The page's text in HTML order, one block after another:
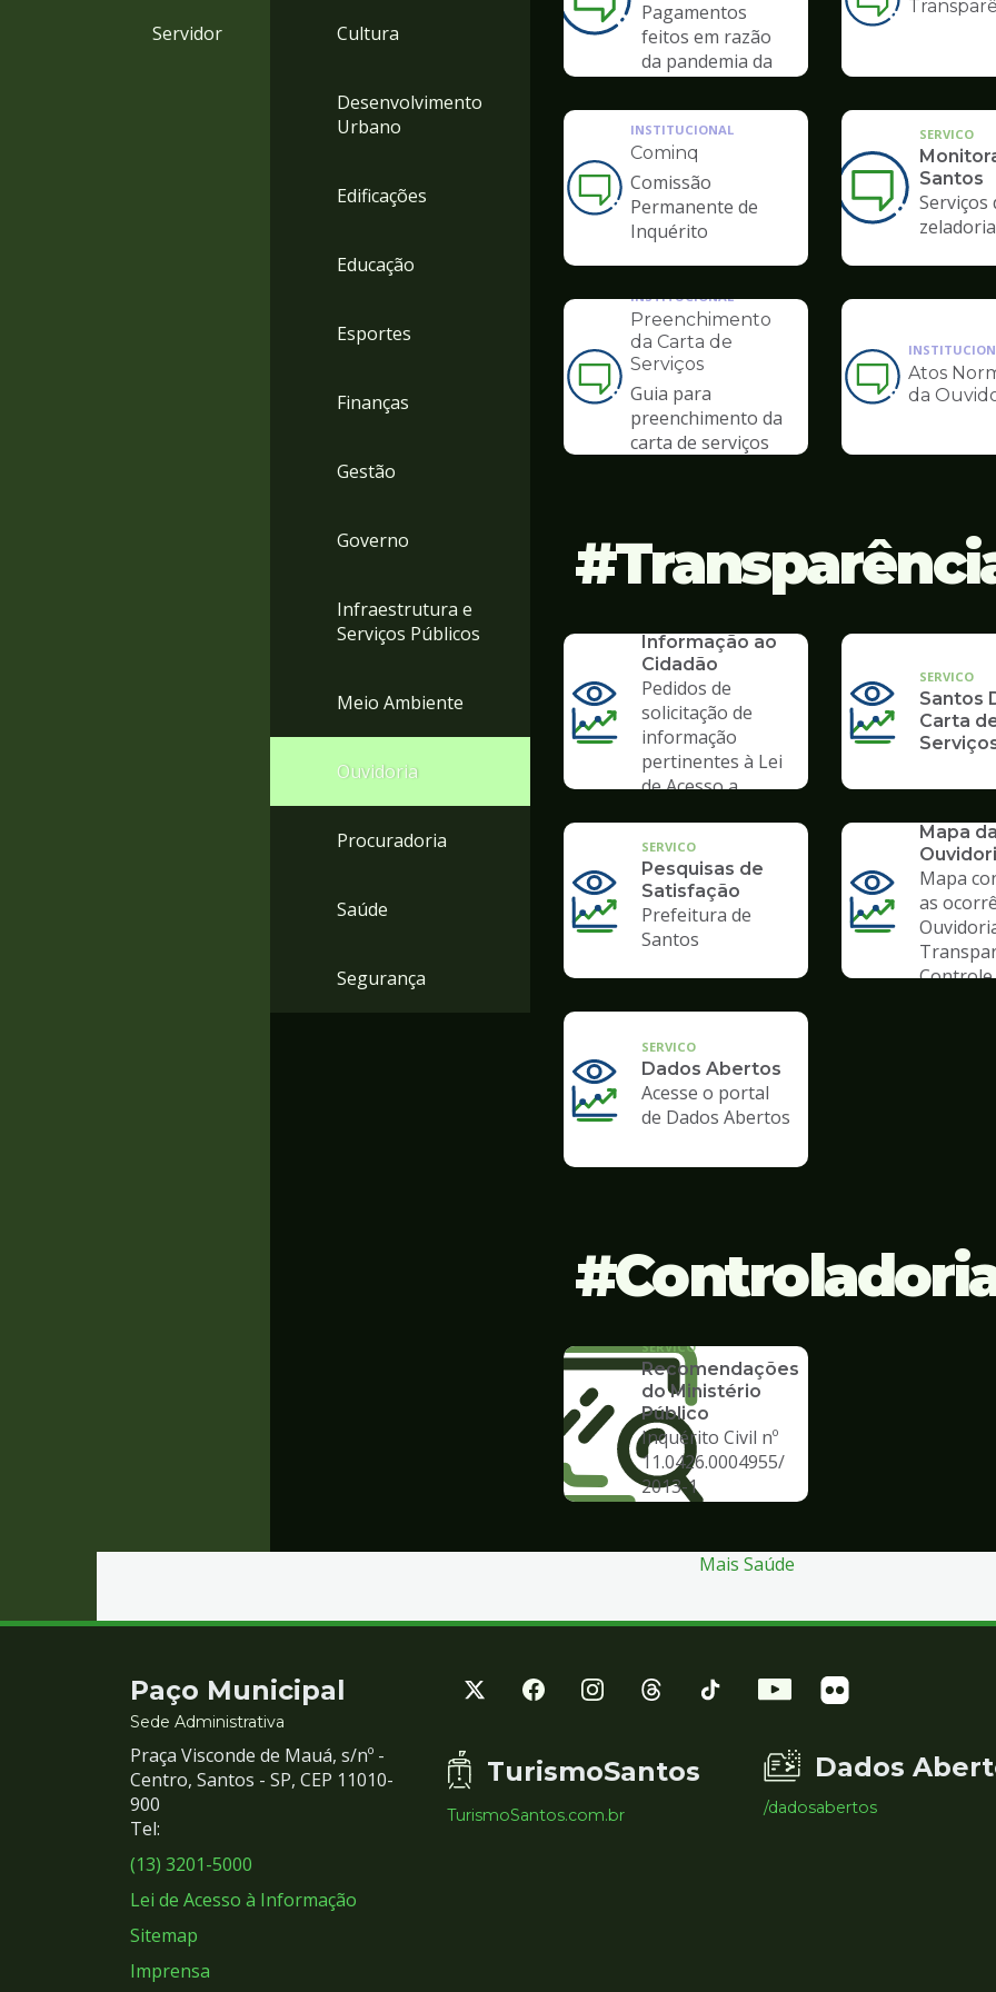
Servidor Cultura
Desenvolvimento
Urbano
Edificações
Educação
Esportes
Finanças
Gestão
Governo
Infraestrutura e
Serviços Públicos
Meio Ambiente
Ouvidoria
Procuradoria
Saúde
Segurança
Pagamentos
feitos em razão
da pandemia da
Ilustração
da
de
Ouvidoria
Ilustração
da
de
Ouvidoria
INSTITUCIONAL
Cominq
Comissão
Permanente de
Inquérito
SERVICO
Santos
Serviços
zeladoria
Ilustração
da
pagina
de
INSTITUCIONAL
Preenchimento
da Carta de
Serviços
Guia para
preenchimento da
carta de serviços
Ilustração
da
de
Atos
da
Informação ao
Cidadão
Pedidos de
solicitação de
informação
pertinentes à Lei
de Acesso a
SERVICO
Santos
Carta
SERVICO
Pesquisas de
Satisfação
Prefeitura de
Santos
Mapa
Mapa
as
Controle
SERVICO
Dados Abertos
Acesse o portal
de Dados Abertos
SERVICO
Recomendações
do Ministério
Público
Inquérito Civil nº
11.0426.0004955/
2013-1
Mais Saúde
Contato
e
Redes
Sociais
Paço Municipal
Sede Administrativa
Praça Visconde de Mauá, s/nº -
Centro, Santos - SP, CEP 11010-
900
Tel:
(13) 3201-5000
Lei de Acesso à Informação
Sitemap
Imprensa
TurismoSantos
TurismoSantos.com.br
Dados
/dadosabertos